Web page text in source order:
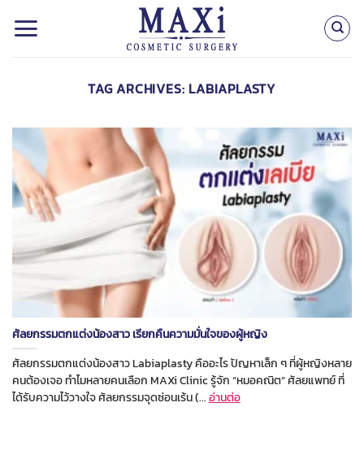
TAG ARCHIVES: LABIAPLASTY
ศัลยกรรมตกแต่งน้องสาว เรียกคืนความมั่นใจของผู้หญิง
ศัลยกรรมตกแต่งน้องสาว Labiaplasty คืออะไร ปัญหาเล็ก ๆ ที่ผู้หญิงหลาย
คนต้องเจอ ทำไมหลายคนเลือก MAXi Clinic รู้จัก “หมอคณิต” ศัลยแพทย์ ที่
ได้รับความไว้วางใจ ศัลยกรรมจุดซ่อนเร้น (... อ่านต่อ